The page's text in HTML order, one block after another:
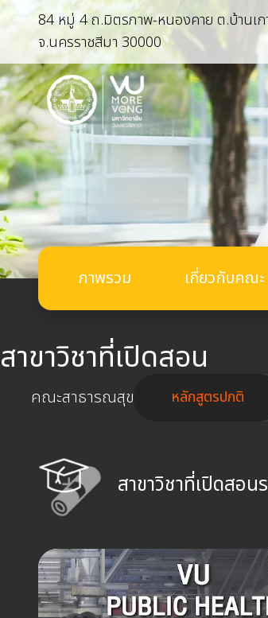
84 หมู่ 4 ถ.มิตรภาพ-หนองคาย ต.บ้านเก
จ.นครราชสีมา 30000
สาขาวิชาที่เปิดสอน
คณะสาธารณสุขศาสตร์
ภาพรวม เกี่ยวกับคณะ
หลักสูตรปกติ
สาขาวิชาที่เปิดสอน